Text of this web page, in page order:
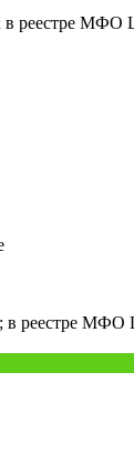
реестре МФО
реестре МФО